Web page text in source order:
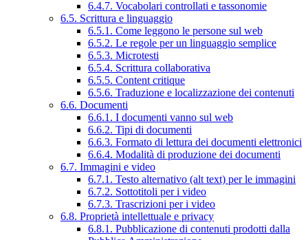
6.4.7. Vocabolari controllati e tassonomie
6.5. Scrittura e linguaggio
6.5.1. Come leggono le persone sul web
6.5.2. Le regole per un linguaggio semplice
6.5.3. Microtesti
6.5.4. Scrittura collaborativa
6.5.5. Content critique
6.5.6. Traduzione e localizzazione dei contenuti
6.6. Documenti
6.6.1. I documenti vanno sul web
6.6.2. Tipi di documenti
6.6.3. Formato di lettura dei documenti elettronici
6.6.4. Modalità di produzione dei documenti
6.7. Immagini e video
6.7.1. Testo alternativo (alt text) per le immagini
6.7.2. Sottotitoli per i video
6.7.3. Trascrizioni per i video
6.8. Proprietà intellettuale e privacy
6.8.1. Pubblicazione di contenuti prodotti dalla